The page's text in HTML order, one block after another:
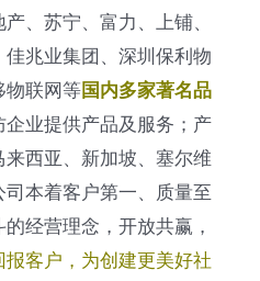
、苏宁、富力、上铺、
兆业集团、深圳保利物
物联网等国内多家著名品
业提供产品及服务；产
西亚、新加坡、塞尔维
司本着客户第一、质量至
经营理念，开放共赢，
客户，为创建更美好社